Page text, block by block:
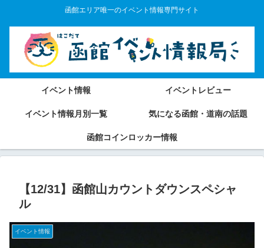
函館エリア唯一のイベント情報専門サイト
イベント情報 イベントレビュー
イベント情報月別一覧 気になる函館・道南の話題
函館コインロッカー情報
【12/31】函館山カウントダウンスペシャ
ル
イベント情報